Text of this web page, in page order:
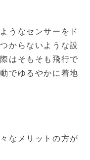
うなセンサーをド
からないような設
はそもそも飛行で
でゆるやかに着地
なメリットの方が